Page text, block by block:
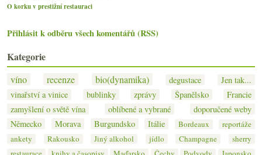
O korku v prestižní restauraci
Přihlásit k odběru všech komentářů (RSS)
Kategorie
víno recenze bio(dynamika) degustace
Jen tak...
vinařství a vinice
bublinky zprávy Španělsko
Francie
zamyšlení o světě vína
oblíbené a vybrané
doporučené weby
Německo
Morava Burgundsko Itálie Bordeaux
reportáže
ankety
Rakousko Jiný alkohol jídlo Champagne
sherry